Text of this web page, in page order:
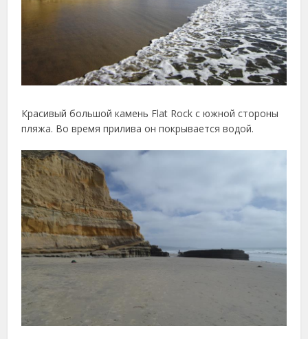
Красивый большой камень Flat Rock с южной стороны
пляжа. Во время прилива он покрывается водой.